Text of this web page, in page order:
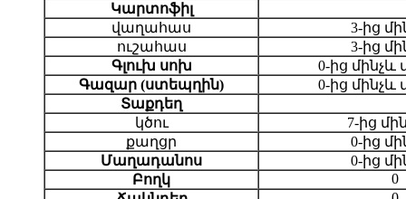
Կարտոֆիլ
վաղահաս
3-ից
ուշահաս
3-ից
Գլուխ սոխ
0-ից մինչև
Գազար (ստեպղին)
0-ից մինչև
Տաքդեղ
կծու
7-ից
քաղցր
0-ից
Մաղադանոս
0-ից
Բողկ
0